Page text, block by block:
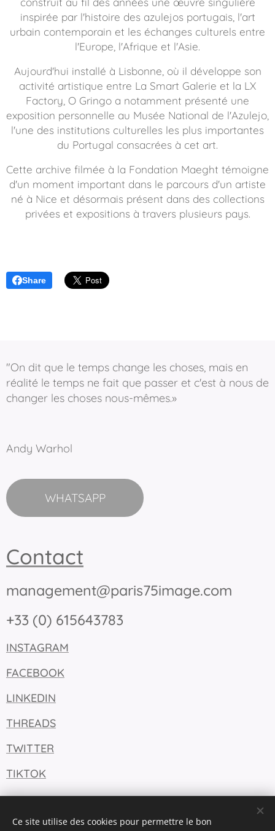
inspirée par l'histoire des azulejos portugais, l'art
urbain contemporain et les échanges culturels entre
l'Europe, l'Afrique et l'Asie.
Aujourd'hui installé à Lisbonne, où il développe son
activité artistique entre La Smart Galerie et la LX
Factory, O Gringo a notamment présenté une
exposition personnelle au Musée National de l'Azulejo,
l'une des institutions culturelles les plus importantes
du Portugal consacrées à cet art.
Cette archive filmée à la Fondation Maeght témoigne
d'un moment important dans le parcours d'un artiste
né à Nice et désormais présent dans des collections
privées et expositions à travers plusieurs pays.
Share
"On dit que le temps change les choses, mais en
réalité le temps ne fait que passer et c'est à nous de
changer les choses nous-mêmes.»
Andy Warhol
WHATSAPP
Contact
management@paris75image.com
+33 (0) 615643783
INSTAGRAM
FACEBOOK
LINKEDIN
THREADS
TWITTER
TIKTOK
Ce site utilise des cookies pour permettre le bon